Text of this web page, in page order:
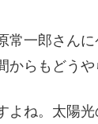
常一郎さん
からもどうや
よね。太陽